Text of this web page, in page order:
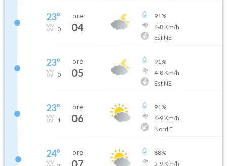
23°
0
ore
04
91%
4-8Km/h
Est NE
23°
0
ore
05
91%
4-8Km/h
Est NE
23°
1
ore
06
91%
4-9Km/h
Nord E
24° ore 88%
5-9Km/h